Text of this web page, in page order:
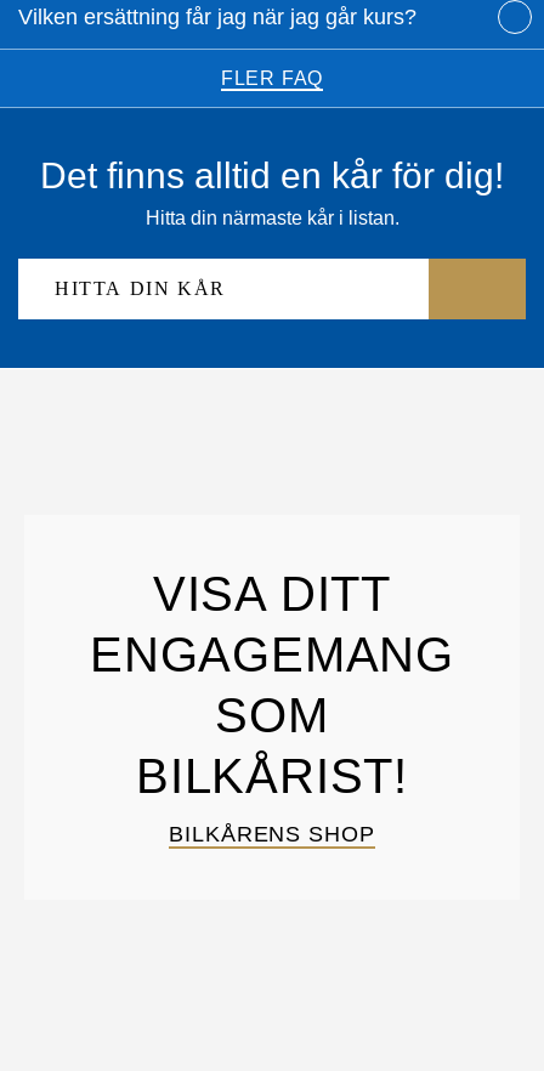
Vilken ersättning får jag när jag går kurs?
FLER FAQ
Det finns alltid en kår för dig!
Hitta din närmaste kår i listan.
VISA DITT
ENGAGEMANG
SOM
BILKÅRIST!
BILKÅRENS SHOP